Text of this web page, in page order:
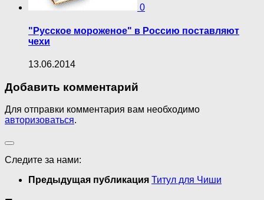
0
"Русское мороженое" в Россию поставляют
чехи
13.06.2014
Добавить комментарий
Для отправки комментария вам необходимо
авторизоваться.
Следите за нами:
Предыдущая публикация Титул для Чиши